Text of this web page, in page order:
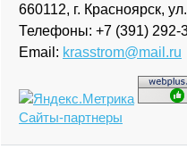
660112, г. Красноярск,
Телефоны: +7 (391) 292-
Email: krasstrom@mail.ru
Сайты-партнеры